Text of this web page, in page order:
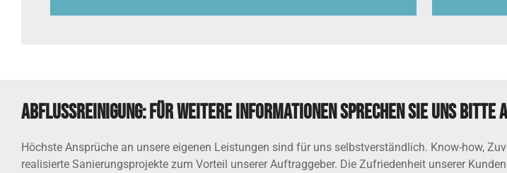
Abflussreinigung: Für weitere Informationen sprechen Sie uns bitte
Höchste Ansprüche an unsere eigenen Leistungen sind für uns selbstverständlich. Know-how,
realisierte Sanierungsprojekte zum Vorteil unserer Auftraggeber. Die Zufriedenheit unserer